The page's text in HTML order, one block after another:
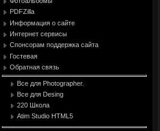
PDFZilla
Информация о сайте
Интернет сервисы
Спонсорам поддержка сайта
Гостевая
Обратная связь
Все для Photographer.
Все для Desing
220 Школа
Atim Studio HTML5